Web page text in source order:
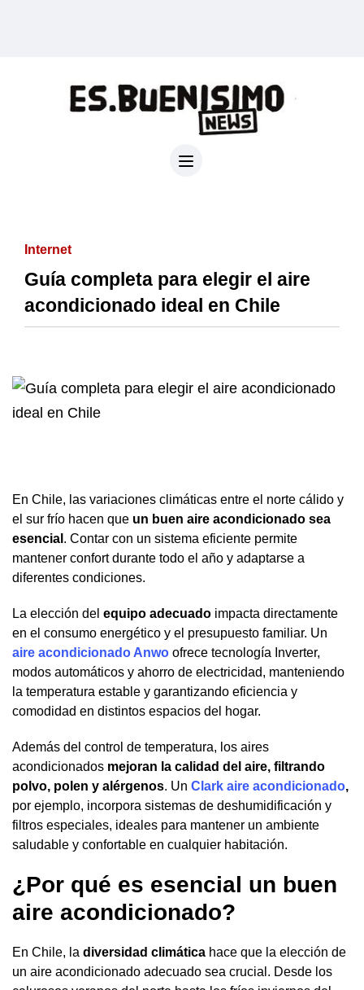
Internet
Guía completa para elegir el aire
acondicionado ideal en Chile
En Chile, las variaciones climáticas entre el norte cálido y
el sur frío hacen que un buen aire acondicionado sea
esencial . Contar con un sistema eficiente permite
mantener confort durante todo el año y adaptarse a
diferentes condiciones.
La elección del equipo adecuado impacta directamente
en el consumo energético y el presupuesto familiar. Un
aire acondicionado Anwo ofrece tecnología Inverter,
modos automáticos y ahorro de electricidad, manteniendo
la temperatura estable y garantizando eficiencia y
comodidad en distintos espacios del hogar.
Además del control de temperatura, los aires
acondicionados mejoran la calidad del aire, filtrando
polvo, polen y alérgenos. Un Clark aire acondicionado,
por ejemplo, incorpora sistemas de deshumidificación y
filtros especiales, ideales para mantener un ambiente
saludable y confortable en cualquier habitación.
¿Por qué es esencial un buen
aire acondicionado?
En Chile, la diversidad climática hace que la elección de
un aire acondicionado adecuado sea crucial. Desde los